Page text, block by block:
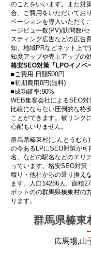
のことをいいます。また対
合、ご費用をいただいてお
ベーションを導入いただく
ージビュー数(PV)/訪問数/
スティング広告などの広告
知、地域PRなどネット上
知度アップや売上アップの
格安SEO対策「LPOイノベ
■ご費用:日額500円
■初期費用0円(無料)
■成功確率:90%
WEB集客会社によるSEO
比較にならない圧倒的な格
ことができます。被リンク
心配もいりません。
群馬県榛東村(しんとうむら
の今あるLPにSEO対策が
名、などの駅名などのエリ
っています。格安SEO対策
積り・他社からの乗り換え
ます。人口14286人、面積
ポットのの群馬県榛東村の
ります。
群馬県榛東
広馬場,山